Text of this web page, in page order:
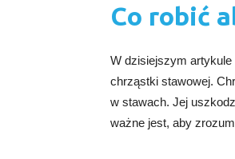
Co robić
W dzisiejszym
chrząstki stawowej.
w stawach. Jej
ważne jest, aby